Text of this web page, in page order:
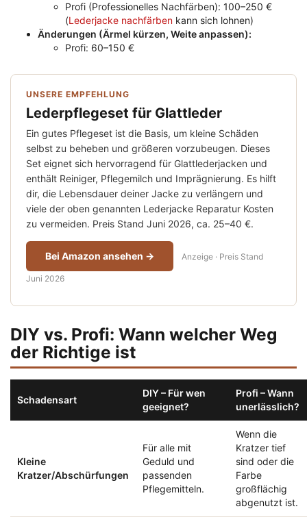
Profi (Professionelles Nachfärben): 100–250 €
(Lederjacke nachfärben kann sich lohnen)
Änderungen (Ärmel kürzen, Weite anpassen):
Profi: 60–150 €
UNSERE EMPFEHLUNG
Lederpflegeset für Glattleder
Ein gutes Pflegeset ist die Basis, um kleine Schäden
selbst zu beheben und größeren vorzubeugen. Dieses
Set eignet sich hervorragend für Glattlederjacken und
enthält Reiniger, Pflegemilch und Imprägnierung. Es hilft
dir, die Lebensdauer deiner Jacke zu verlängern und
viele der oben genannten Lederjacke Reparatur Kosten
zu vermeiden. Preis Stand Juni 2026, ca. 25–40 €.
Bei Amazon ansehen → Anzeige · Preis Stand
Juni 2026
DIY vs. Profi: Wann welcher Weg
der Richtige ist
Schadensart
DIY – Für wen
geeignet?
Profi – Wann
unerlässlich?
Kleine
Kratzer/Abschürfungen
Für alle mit
Geduld und
passenden
Pflegemitteln.
Wenn die
Kratzer tief
sind oder die
Farbe
großflächig
abgenutzt ist.